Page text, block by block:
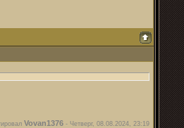
Vovan1376 - Четверг, 08.08.2024, 23:19